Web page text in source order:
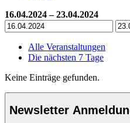
16.04.2024 – 23.04.2024
Alle Veranstaltungen
Die nächsten 7 Tage
Keine Einträge gefunden.
Newsletter